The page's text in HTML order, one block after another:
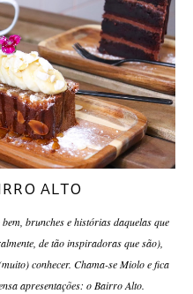
ALTO
brunches e histórias daquelas que
de tão inspiradoras que são),
conhecer. Chama-se Miolo e fica
apresentações: o Bairro Alto.